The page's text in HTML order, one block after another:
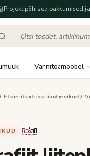
Projektipõhised pakkumised
Vannitoamööbel
/ Eterniitkatuse lisatarvikud /
·